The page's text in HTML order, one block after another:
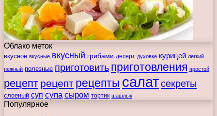
Облако меток
вкусное вкусные вкусный грибами десерт духовке курицей легкий
нежный полезные приготовить приготовления простой
рецепт рецепт рецепты салатсекреты
слоеный суп супа сыром тортик шашлык
Популярное